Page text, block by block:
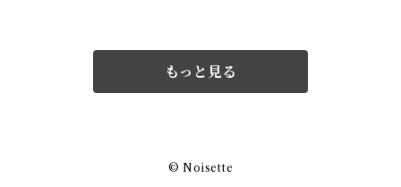
もっと見る
© Noisette